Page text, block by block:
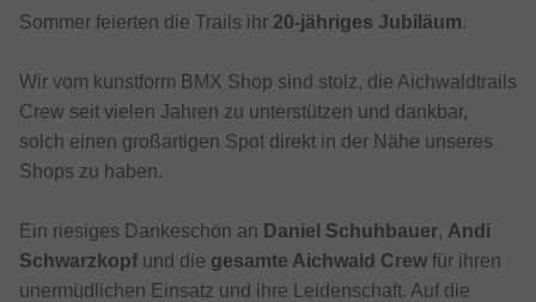
Sommer feierten die Trails ihr 20-jähriges Jubiläum.
Wir vom kunstform BMX Shop sind stolz, die Aichwaldtrails
Crew seit vielen Jahren zu unterstützen und dankbar,
solch einen großartigen Spot direkt in der Nähe unseres
Shops zu haben.
Ein riesiges Dankeschön an Daniel Schuhbauer, Andi
Schwarzkopf und die gesamte Aichwald Crew für ihren
unermüdlichen Einsatz und ihre Leidenschaft. Auf die